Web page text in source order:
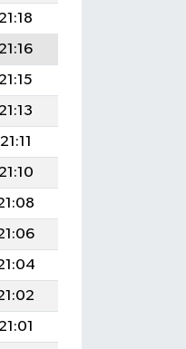
21:18
21:16
21:15
21:13
21:11
21:10
21:01